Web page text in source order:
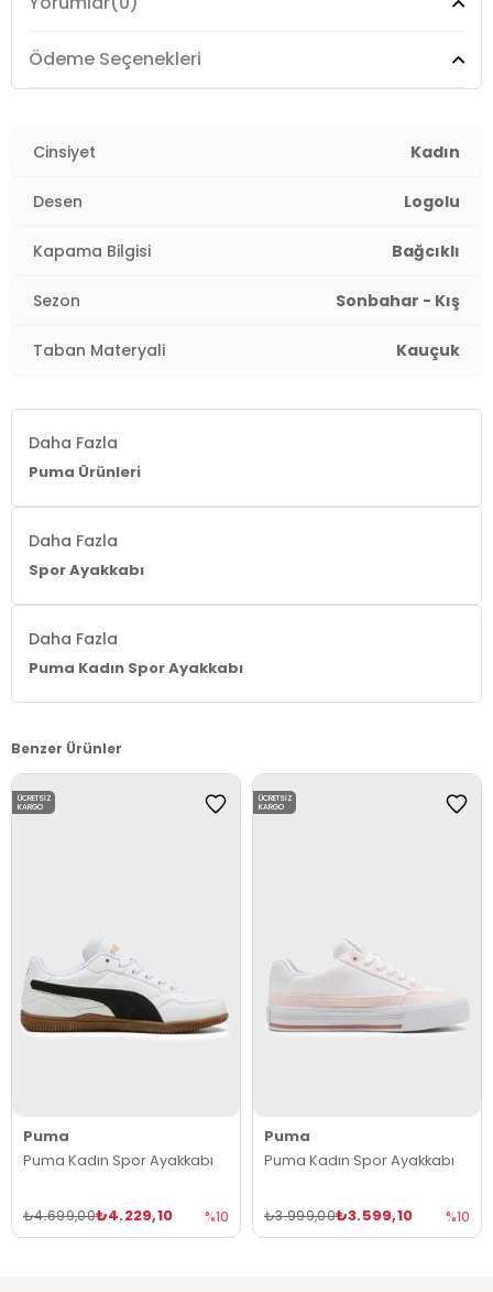
Detay :
-SoftFoam+: PUMAnın her adımda yumuşak
Ödeme Seçenekleri
Cinsiyet Kadın
Desen Logolu
Kapama Bilgisi Bağcıklı
Sezon Sonbahar - Kış
Taban Materyali Kauçuk
Daha Fazla
Puma Ürünleri
Daha Fazla
Spor Ayakkabı
Daha Fazla
Puma Kadın Spor Ayakkabı
Benzer Ürünler
Puma
Puma Kadın Spor Ayakkabı
₺4.229,10
₺4.699,00 %10
ÜCRETSIZ
KARGO
Puma
Puma Kadın Spor Ayakkabı
₺3.599,10
₺3.999,00 %10
ÜCRETSIZ
KARGO